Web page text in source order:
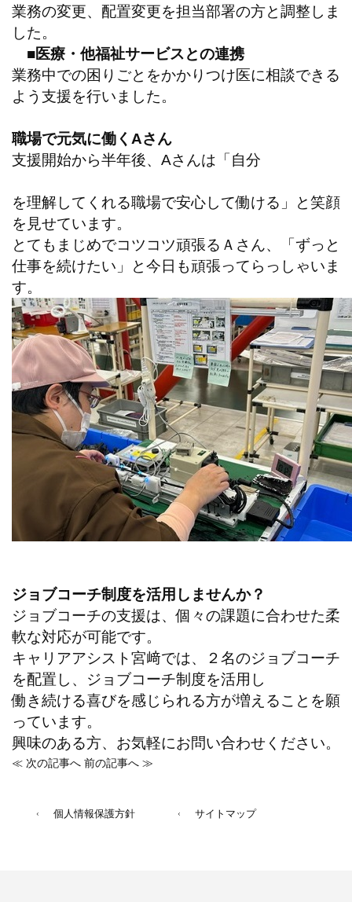
業務の変更、配置変更を担当部署の方と調整しま
した。
■医療・他福祉サービスとの連携
業務中での困りごとをかかりつけ医に相談できる
よう支援を行いました。
職場で元気に働くAさん
支援開始から半年後、Aさんは「自分
を理解してくれる職場で安心して働ける」と笑顔
を見せています。
とてもまじめでコツコツ頑張るＡさん、「ずっと
仕事を続けたい」と今日も頑張ってらっしゃいま
す。
ジョブコーチ制度を活用しませんか？
ジョブコーチの支援は、個々の課題に合わせた柔
軟な対応が可能です。
キャリアアシスト宮﨑では、２名のジョブコーチ
を配置し、ジョブコーチ制度を活用し
働き続ける喜びを感じられる方が増えることを願
っています。
興味のある方、お気軽にお問い合わせください。
≪ 次の記事へ 前の記事へ ≫
個人情報保護方針 サイトマップ